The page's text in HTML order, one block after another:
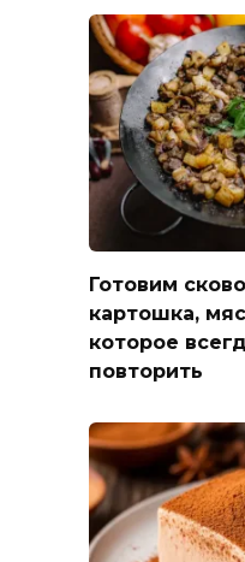
Готовим
картошка,
которое
повторить